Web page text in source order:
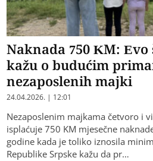
Naknada 750 KM: Evo
kažu o budućim
nezaposlenih majki
24.04.2026. | 12:01
Nezaposlenim majkama četvoro i
isplaćuje 750 KM mjesečne
godine kada je toliko iznosila
Republike Srpske kažu da pr…